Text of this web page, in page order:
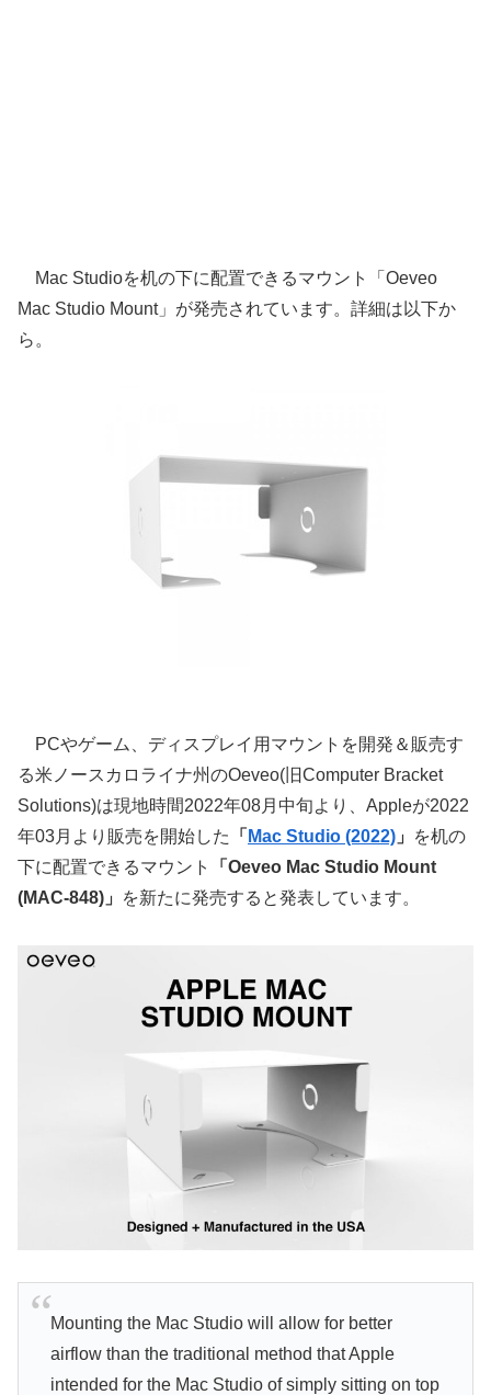
Mac Studioを机の下に配置できるマウント「Oeveo
Mac Studio Mount」が発売されています。詳細は以下か
ら。
PCやゲーム、ディスプレイ用マウントを開発＆販売す
る米ノースカロライナ州のOeveo(旧Computer Bracket
Solutions)は現地時間2022年08月中旬より、Appleが2022
年03月より販売を開始した
「 Mac Studio (2022) 」
を机の
下に配置できるマウント
「Oeveo Mac Studio Mount
(MAC-848)」
を新たに発売すると発表しています。
Mounting the Mac Studio will allow for better
airflow than the traditional method that Apple
intended for the Mac Studio of simply sitting on top